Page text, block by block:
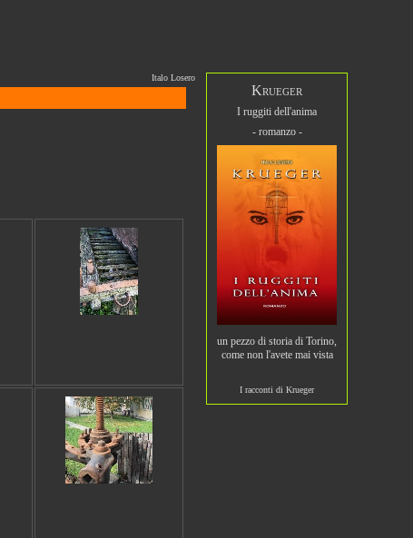
Italo Losero
Krueger
I ruggiti dell'anima
- romanzo -
un pezzo di storia di Torino,
come non l'avete mai vista
I racconti di Krueger